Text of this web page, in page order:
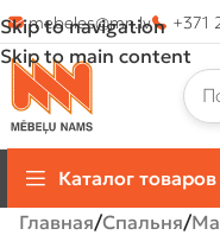
Skip to navigation
Skip to main content
mebeles@mn.lv +371
Каталог товаров
Главная Спальня